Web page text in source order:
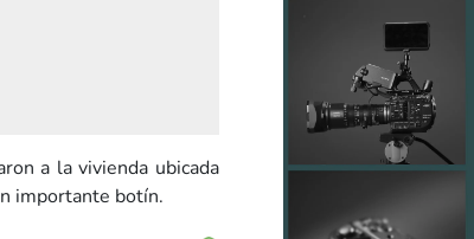
a la vivienda ubicada
importante botín.